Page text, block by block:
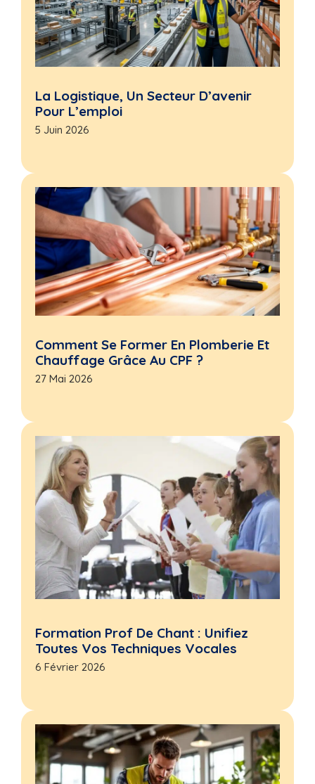
La Logistique, Un Secteur D’avenir
Pour L’emploi
5 Juin 2026
Comment Se Former En Plomberie Et
Chauffage Grâce Au CPF ?
27 Mai 2026
Formation Prof De Chant : Unifiez
Toutes Vos Techniques Vocales
6 Février 2026